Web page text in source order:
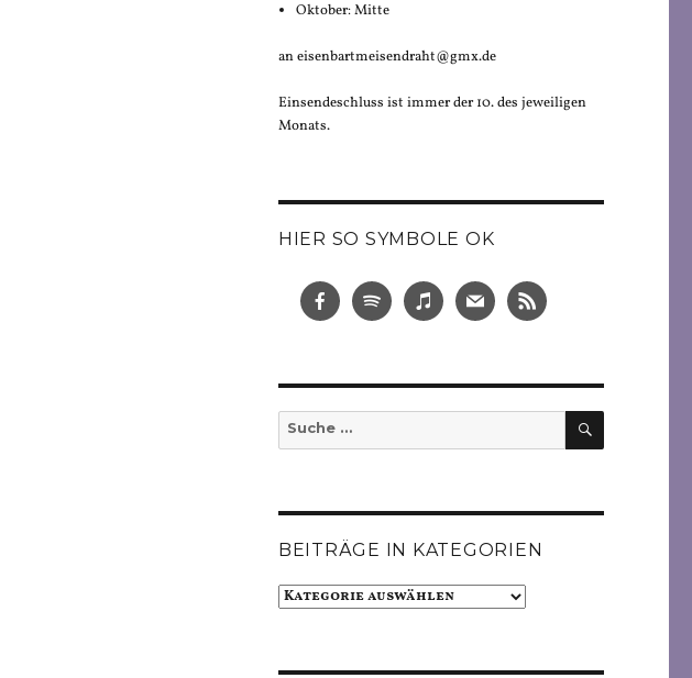
Oktober: Mitte
an eisenbartmeisendraht@gmx.de
Einsendeschluss ist immer der 10. des jeweiligen
Monats.
HIER SO SYMBOLE OK
Suche
nach:
SUCHEN
BEITRÄGE IN KATEGORIEN
Beiträge